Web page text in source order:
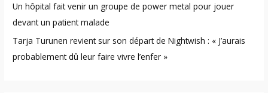
Un hôpital fait venir un groupe de power metal pour jouer
devant un patient malade
Tarja Turunen revient sur son départ de Nightwish : « J’aurais
probablement dû leur faire vivre l’enfer »